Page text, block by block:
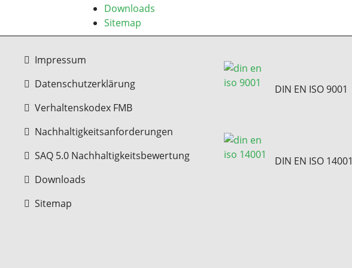
Downloads
Sitemap
Impressum
Datenschutzerklärung
Verhaltenskodex FMB
Nachhaltigkeitsanforderungen
SAQ 5.0 Nachhaltigkeitsbewertung
Downloads
Sitemap
DIN EN ISO 9001
DIN EN ISO 14001